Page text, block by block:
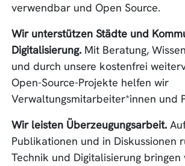
verwendbar und Open Source.
Wir unterstützen Städte und
Digitalisierung. Mit Beratung,
und durch unsere kostenfrei
Open-Source-Projekte helfen wir
Verwaltungsmitarbeiter*innen und
Wir leisten Überzeugungsarbeit.
Publikationen und in Diskussionen
Technik und Digitalisierung bringen